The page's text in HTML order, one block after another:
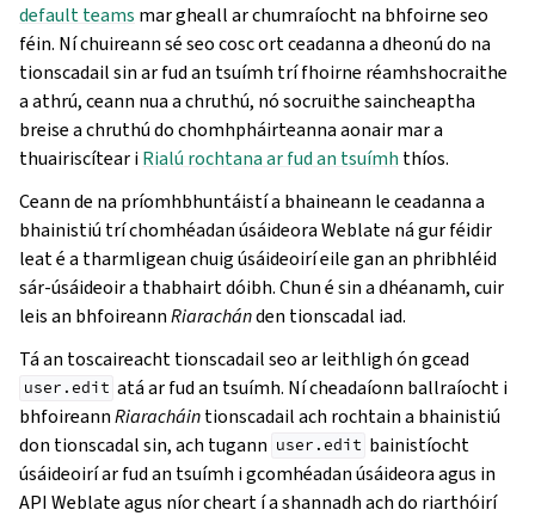
default teams mar gheall ar chumraíocht na bhfoirne seo
féin. Ní chuireann sé seo cosc ort ceadanna a dheonú do na
tionscadail sin ar fud an tsuímh trí fhoirne réamhshocraithe
a athrú, ceann nua a chruthú, nó socruithe saincheaptha
breise a chruthú do chomhpháirteanna aonair mar a
thuairiscítear iRialú rochtana ar fud an tsuímh thíos.
Ceann de na príomhbhuntáistí a bhaineann le ceadanna a
bhainistiú trí chomhéadan úsáideora Weblate ná gur féidir
leat é a tharmligean chuig úsáideoirí eile gan an phribhléid
sár-úsáideoir a thabhairt dóibh. Chun é sin a dhéanamh, cuir
leis an bhfoireannRiarachánden tionscadal iad.
Tá an toscaireacht tionscadail seo ar leithligh ón gcead
user.edit atá ar fud an tsuímh. Ní cheadaíonn ballraíocht i
bhfoireannRiaracháintionscadail ach rochtain a bhainistiú
don tionscadal sin, ach tugann user.edit bainistíocht
úsáideoirí ar fud an tsuímh i gcomhéadan úsáideora agus in
API Weblate agus níor cheart í a shannadh ach do riarthóirí